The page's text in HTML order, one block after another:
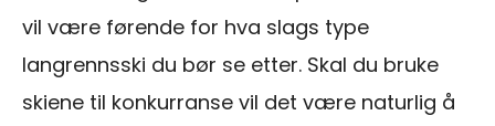
vil være førende for hva slags type
langrennsski du bør se etter. Skal du bruke
skiene til konkurranse vil det være naturlig å